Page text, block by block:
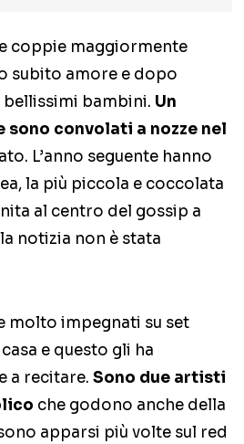
coppie maggiormente
subito amore e dopo
bellissimi bambini. Un
convolati a nozze nel
L’anno seguente hanno
la più piccola e coccolata
al centro del gossip a
notizia non è stata
molto impegnati su set
e questo gli ha
a recitare. Sono due artisti
che godono anche della
apparsi più volte sul red